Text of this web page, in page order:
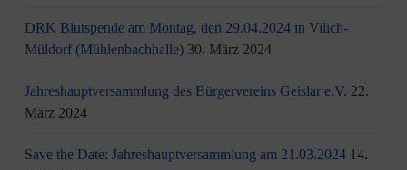
DRK Blutspende am Montag, den 29.04.2024 in Vilich-
Müldorf (Mühlenbachhalle) 30. März 2024
Jahreshauptversammlung des Bürgervereins Geislar e.V. 22.
März 2024
Save the Date: Jahreshauptversammlung am 21.03.2024 14.